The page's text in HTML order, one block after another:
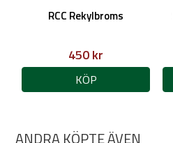
RCC Rekylbroms
450 kr
KÖP
ANDRA KÖPTE ÄVEN